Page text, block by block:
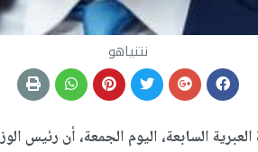
نتنياهو
السابعة، اليوم الجمعة، أن رئيس